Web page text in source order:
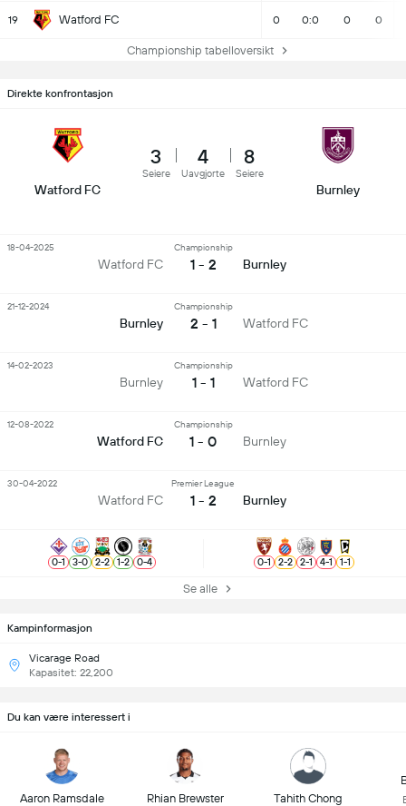
19 Watford FC 0 0:0 0 0
Championship tabelloversikt
Kampinformasjon
Vicarage Road
Kapasitet: 22,200
Direkte konfrontasjon
Watford FC
3
Seiere
4
Uavgjorte
8
Seiere
Burnley
Watford FC
Championship
1 - 2 Burnley
18-04-2025
Burnley
Championship
2 - 1 Watford FC
21-12-2024
Burnley
Championship
1 - 1 Watford FC
14-02-2023
Watford FC
Championship
1 - 0 Burnley
12-08-2022
Watford FC
Premier League
1 - 2 Burnley
30-04-2022
0-1 3-0 2-2 1-2 0-4 0-1 2-2 2-1 4-1 1-1
Se alle
Du kan være interessert i
Aaron Ramsdale Rhian Brewster Tahith Chong